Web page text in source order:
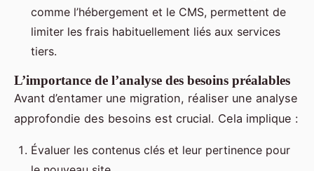
comme l’hébergement et le CMS, permettent de
limiter les frais habituellement liés aux services
tiers.
L’importance de l’analyse des besoins préalables
Avant d’entamer une migration, réaliser une analyse
approfondie des besoins est crucial. Cela implique :
Évaluer les contenus clés et leur pertinence pour